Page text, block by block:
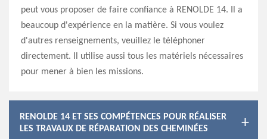
peut vous proposer de faire confiance à RENOLDE 14. Il a
beaucoup d'expérience en la matière. Si vous voulez
d'autres renseignements, veuillez le téléphoner
directement. Il utilise aussi tous les matériels nécessaires
pour mener à bien les missions.
RENOLDE 14 ET SES COMPÉTENCES POUR RÉALISER
LES TRAVAUX DE RÉPARATION DES CHEMINÉES